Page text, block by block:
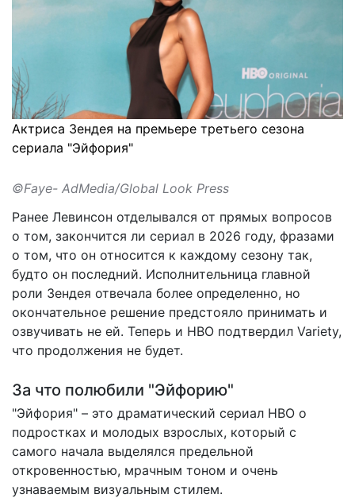
Актриса Зендея на премьере третьего сезона
сериала "Эйфория"
©Faye- AdMedia/Global Look Press
Ранее Левинсон отделывался от прямых вопросов
о том, закончится ли сериал в 2026 году, фразами
о том, что он относится к каждому сезону так,
будто он последний. Исполнительница главной
роли Зендея отвечала более определенно, но
окончательное решение предстояло принимать и
озвучивать не ей. Теперь и HBO подтвердил Variety,
что продолжения не будет.
За что полюбили "Эйфорию"
"Эйфория" – это драматический сериал HBO о
подростках и молодых взрослых, который с
самого начала выделялся предельной
откровенностью, мрачным тоном и очень
узнаваемым визуальным стилем.